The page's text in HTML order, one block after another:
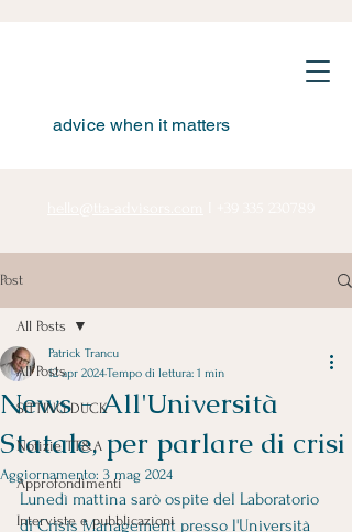
advice when it matters
Post
All Posts
SITTING DUCK
Notizie TT&A
Approfondimenti
Interviste e pubblicazioni
All Posts
News - All'Università
Statale, per parlare di crisi
Patrick Trancu
12 apr 2024Tempo di lettura: 1 min
Aggiornamento: 3 mag 2024
Lunedì mattina sarò ospite del Laboratorio
di Crisis Management presso l'Università